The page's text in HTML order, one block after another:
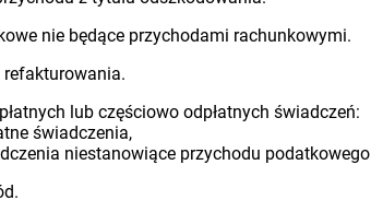
nie będące przychodami rachunkowymi.
refakturowania.
lub częściowo odpłatnych świadczeń:
świadczenia,
niestanowiące przychodu